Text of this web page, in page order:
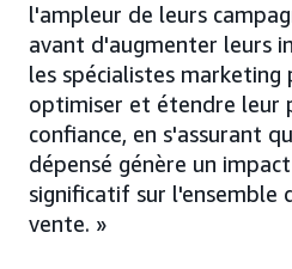
l'ampleur de leurs
avant d'augmenter leurs
les spécialistes marketing
optimiser et étendre leur
confiance, en s'assurant
dépensé génère un
significatif sur l'ensemble
vente. »